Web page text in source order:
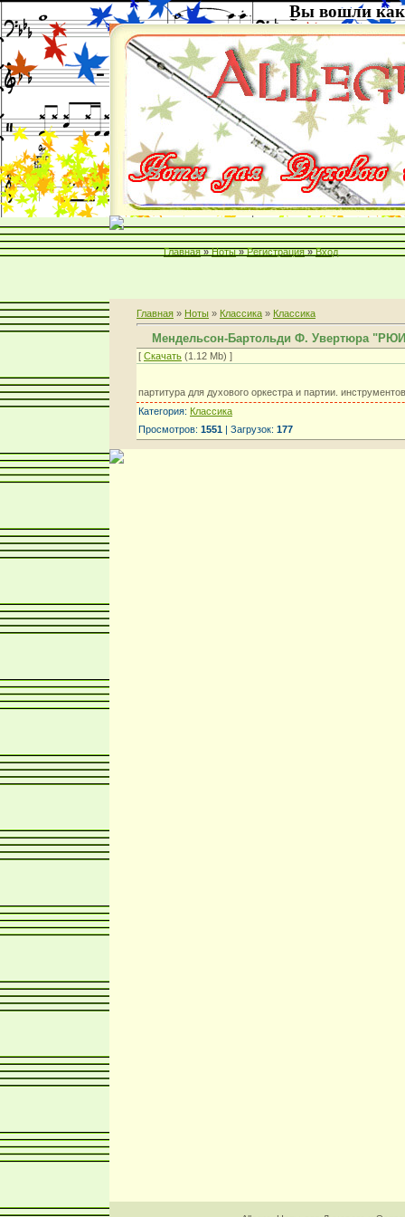
Вы вошли как
Главная » Ноты » Регистрация » Вход
Главная » Ноты » Классика » Классика
Мендельсон-Бартольди Ф. Увертюра
[ Скачать (1.12 Mb) ]
партитура для духового оркестра и партии.
Категория: Классика
Просмотров: 1551 | Загрузок: 177